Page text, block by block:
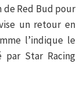
Red Bud pour
un retour en
l’indique le
par Star Racing